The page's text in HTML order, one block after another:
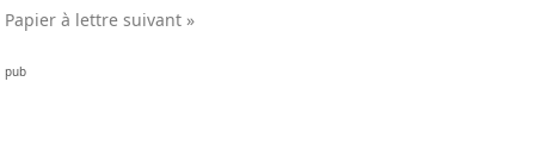
Papier à lettre suivant »
pub